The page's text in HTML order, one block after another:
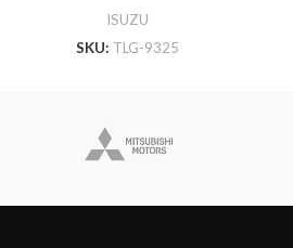
ISUZU
SKU: TLG-9325